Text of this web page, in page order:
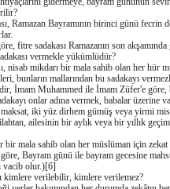
Ramazan Bayramının birinci günü
fitre sadakası Ramazanın son
vermekle yükümlüdür?
nisab mikdarı bir mala sahib olan her
bunların mallarından bu sadakayı
İmam Muhammed ile İmam Züfer'e göre,
onlar adına vermek, babalar üzerine
iki yüz dirhem gümüş veya yirmi
ailesinin bir aylık veya bir yıllık
bir mala sahib olan her müslüman için
Bayram günü ile bayram gecesine
vacib olur.)[6]
kimlere verilebilir, kimlere verilemez?